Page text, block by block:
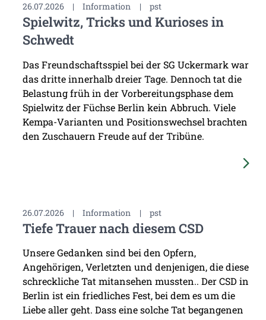
26.07.2026 | Information | pst
Spielwitz, Tricks und Kurioses in
Schwedt
Das Freundschaftsspiel bei der SG Uckermark war
das dritte innerhalb dreier Tage. Dennoch tat die
Belastung früh in der Vorbereitungsphase dem
Spielwitz der Füchse Berlin kein Abbruch. Viele
Kempa-Varianten und Positionswechsel brachten
den Zuschauern Freude auf der Tribüne.
26.07.2026 | Information | pst
Tiefe Trauer nach diesem CSD
Unsere Gedanken sind bei den Opfern,
Angehörigen, Verletzten und denjenigen, die diese
schreckliche Tat mitansehen mussten.. Der CSD in
Berlin ist ein friedliches Fest, bei dem es um die
Liebe aller geht. Dass eine solche Tat begangenen